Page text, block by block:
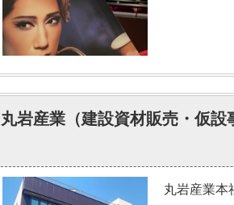
丸岩産業（建設資材販売・仮
丸岩産業本